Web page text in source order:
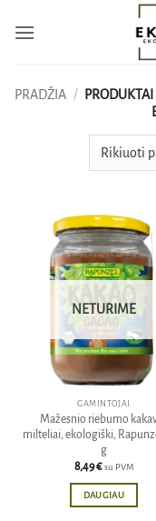
PRADŽIA /
NETURIME
GAMINTOJAI
Mažesnio riebumo
milteliai, ekologiški,
g
8,49€ su PVM
DAUGIAU